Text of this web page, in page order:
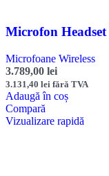
Microfon
Microfoane Wireless
3.789,00 lei
3.131,40 lei fără TVA
Adaugă în coș
Compară
Vizualizare rapidă